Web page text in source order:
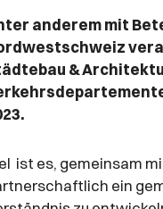
anderem mit
&
ist es, gemeinsam
ein